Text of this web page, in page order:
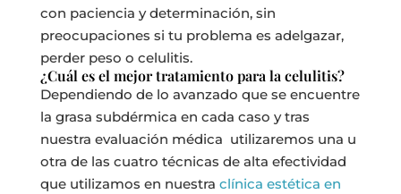
con paciencia y determinación, sin
preocupaciones si tu problema es adelgazar,
perder peso o celulitis.
¿Cuál es el mejor tratamiento para la celulitis?
Dependiendo de lo avanzado que se encuentre
la grasa subdérmica en cada caso y tras
nuestra evaluación médica utilizaremos una u
otra de las cuatro técnicas de alta efectividad
que utilizamos en nuestra clínica estética en